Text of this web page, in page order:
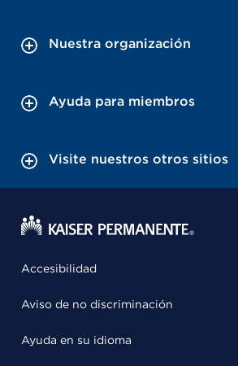
Nuestra organización
Ayuda para miembros
Visite nuestros otros sitios
Accesibilidad
Aviso de no discriminación
Ayuda en su idioma